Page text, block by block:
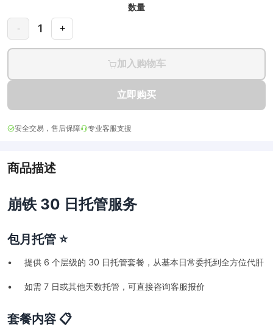
数量
- 1 +
加入购物车
立即购买
安全交易，售后保障 专业客服支援
商品描述
崩铁 30 日托管服务
包月托管 ⭐
• 提供 6 个层级的 30 日托管套餐，从基本日常委托到全方位代肝
• 如需 7 日或其他天数托管，可直接咨询客服报价
套餐内容 📋